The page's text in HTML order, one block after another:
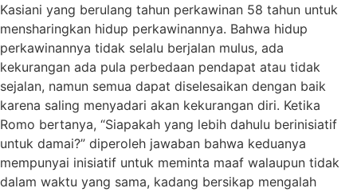
Kasiani yang berulang tahun perkawinan 58 tahun untuk
mensharingkan hidup perkawinannya. Bahwa hidup
perkawinannya tidak selalu berjalan mulus, ada
kekurangan ada pula perbedaan pendapat atau tidak
sejalan, namun semua dapat diselesaikan dengan baik
karena saling menyadari akan kekurangan diri. Ketika
Romo bertanya, “Siapakah yang lebih dahulu berinisiatif
untuk damai?” diperoleh jawaban bahwa keduanya
mempunyai inisiatif untuk meminta maaf walaupun tidak
dalam waktu yang sama, kadang bersikap mengalah